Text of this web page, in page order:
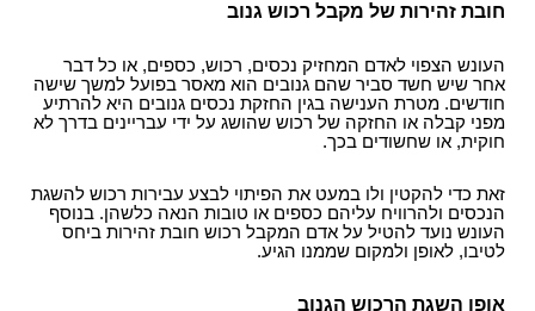
חובת זהירות של מקבל רכוש גנוב
העונש הצפוי לאדם המחזיק נכסים, רכוש, כספים, או כל דבר
אחר שיש חשד סביר שהם גנובים הוא מאסר בפועל למשך שישה
חודשים. מטרת הענישה בגין החזקת נכסים גנובים היא להרתיע
מפני קבלה או החזקה של רכוש שהושג על ידי עבריינים בדרך לא
חוקית, או שחשודים בכך.
זאת כדי להקטין ולו במעט את הפיתוי לבצע עבירות רכוש להשגת
הנכסים ולהרוויח עליהם כספים או טובות הנאה כלשהן. בנוסף
העונש נועד להטיל על אדם המקבל רכוש חובת זהירות ביחס
לטיבו, לאופן ולמקום שממנו הגיע.
אופן השגת הרכוש הגנוב